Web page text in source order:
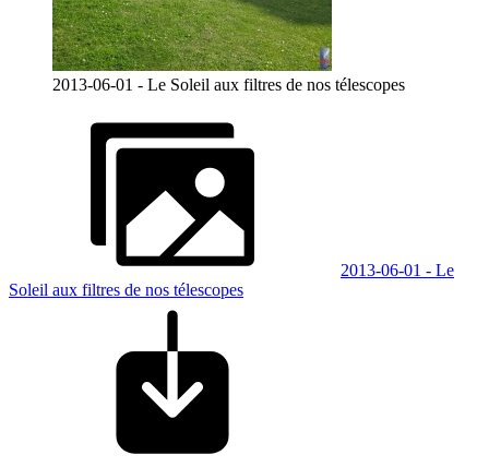
2013-06-01 - Le Soleil aux filtres de nos télescopes
2013-06-01 - Le
Soleil aux filtres de nos télescopes